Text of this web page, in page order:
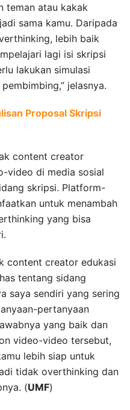
teman atau kakak
sama kamu. Daripada
lebih baik
lagi isi skripsi
lakukan simulasi
jelasnya.
Proposal Skripsi
content creator
video di media sosial
skripsi. Platform-
untuk menambah
yang bisa
content creator edukasi
tentang sidang
saya sendiri yang sering
pertanyaan
yang baik dan
video-video tersebut,
lebih siap untuk
tidak overthinking dan
(UMF)